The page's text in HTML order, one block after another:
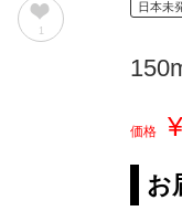
日本未
価格
お